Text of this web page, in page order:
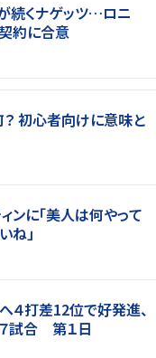
続くナゲッツ…ロニ
約に合意
？ 初心者向けに意味と
ンに「美人は何やって
ね」
４打差12位で好発進、
試合 第１日